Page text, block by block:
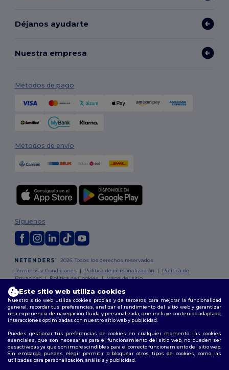
Déjanos ayudarte
Nuestra empresa
Métodos de pago
Métodos de envío
2026. Todos los derechos reservados
Términos y Condiciones | Política de personalización | Política de
Privacidad|Política de Cookies|Mapa del sitio
Síguenos
Madrid| Barcelona | Valencia|Seville |Zaragoza|Málaga |Murcia |
Palma | Bilbao | Alicante
Este sitio web utiliza cookies
Nuestro sitio web utiliza cookies propias y de terceros para mejorar la funcionalidad
general, recordar tus preferencias, analizar el rendimiento del sitio web y garantizar
una experiencia de navegación fluida y personalizada, que incluye contenido adaptado,
interacciones optimizadas con nuestro sitio web y publicidad.
Puedes gestionar tus preferencias de cookies en cualquier momento. Las cookies
esenciales, que son necesarias para el funcionamiento del sitio web, no pueden ser
desactivadas ya que son imprescindibles para el correcto funcionamiento del sitio web.
Sin embargo, puedes elegir permitir o bloquear otros tipos de cookies, como las
utilizadas para personalización, análisis y publicidad.